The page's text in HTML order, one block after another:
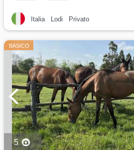
Italia Lodi Privato
BASICO
5